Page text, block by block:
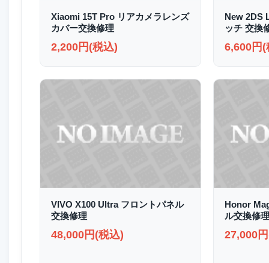
Xiaomi 15T Pro リアカメラレンズ
カバー交換修理
2,200円(税込)
New 2DS
ッチ 交換
6,600円(
VIVO X100 Ultra フロントパネル
交換修理
48,000円(税込)
Honor
ル交換修
27,000